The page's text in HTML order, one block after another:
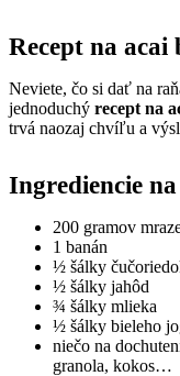
Recept na acai
Neviete, čo si dať na
jednoduchý recept na
trvá naozaj chvíľu a
Ingrediencie
200 gramov
1 banán
½ šálky
½ šálky jahôd
¾ šálky mlieka
½ šálky bieleho
niečo na
granola, kokos…